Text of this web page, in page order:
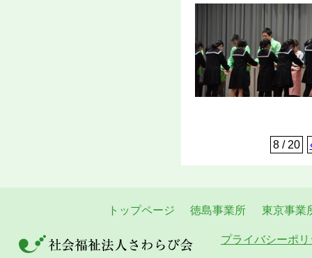
8 / 20
トップページ 徳島事業所 東京事業
プライバシーポ